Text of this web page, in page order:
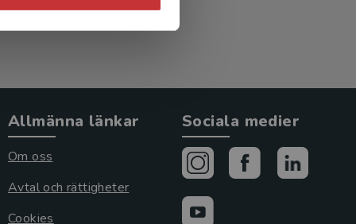
Allmänna länkar
Om oss
Avtal och rättigheter
Cookies
Sociala medier